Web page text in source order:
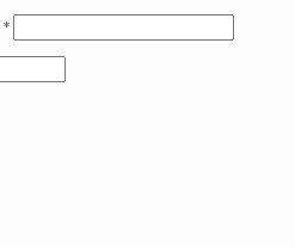
*Обязательно